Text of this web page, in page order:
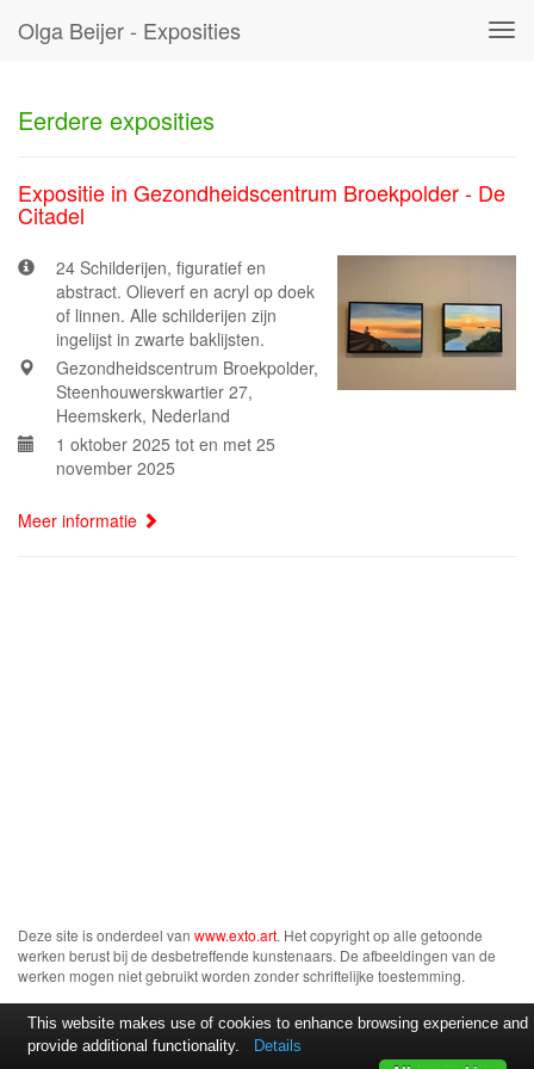
Olga Beijer - Exposities
Eerdere exposities
Expositie in Gezondheidscentrum Broekpolder - De
Citadel
24 Schilderijen, figuratief en
abstract. Olieverf en acryl op doek
of linnen. Alle schilderijen zijn
ingelijst in zwarte baklijsten.
Gezondheidscentrum Broekpolder,
Steenhouwerskwartier 27,
Heemskerk, Nederland
1 oktober 2025 tot en met 25
november 2025
Meer informatie
Deze site is onderdeel van www.exto.art. Het copyright op alle getoonde
werken berust bij de desbetreffende kunstenaars. De afbeeldingen van de
werken mogen niet gebruikt worden zonder schriftelijke toestemming.
This website makes use of cookies to enhance browsing experience and
provide additional functionality.
Details